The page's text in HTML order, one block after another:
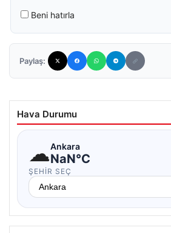
Beni hatırla
Paylaş:
Hava Durumu
☁Ankara
NaN°C
ŞEHIR SEÇ